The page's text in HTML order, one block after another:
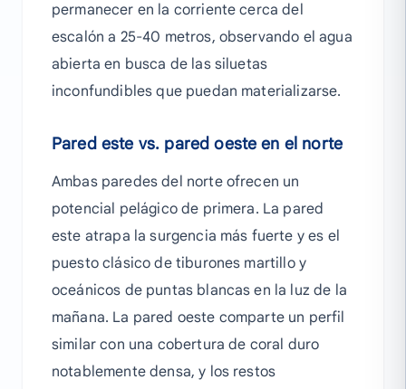
permanecer en la corriente cerca del
escalón a 25-40 metros, observando el agua
abierta en busca de las siluetas
inconfundibles que puedan materializarse.
Pared este vs. pared oeste en el norte
Ambas paredes del norte ofrecen un
potencial pelágico de primera. La pared
este atrapa la surgencia más fuerte y es el
puesto clásico de tiburones martillo y
oceánicos de puntas blancas en la luz de la
mañana. La pared oeste comparte un perfil
similar con una cobertura de coral duro
notablemente densa, y los restos